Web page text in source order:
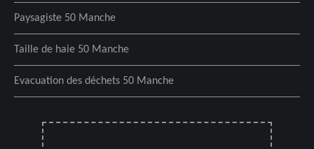
Paysagiste 50 Manche
Taille de haie 50 Manche
Evacuation des déchets 50 Manche